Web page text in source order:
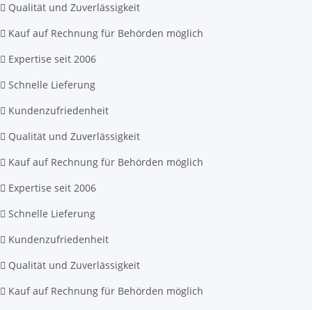
Qualität und Zuverlässigkeit
Kauf auf Rechnung für Behörden möglich
Expertise seit 2006
Schnelle Lieferung
Kundenzufriedenheit
Qualität und Zuverlässigkeit
Kauf auf Rechnung für Behörden möglich
Expertise seit 2006
Schnelle Lieferung
Kundenzufriedenheit
Qualität und Zuverlässigkeit
Kauf auf Rechnung für Behörden möglich